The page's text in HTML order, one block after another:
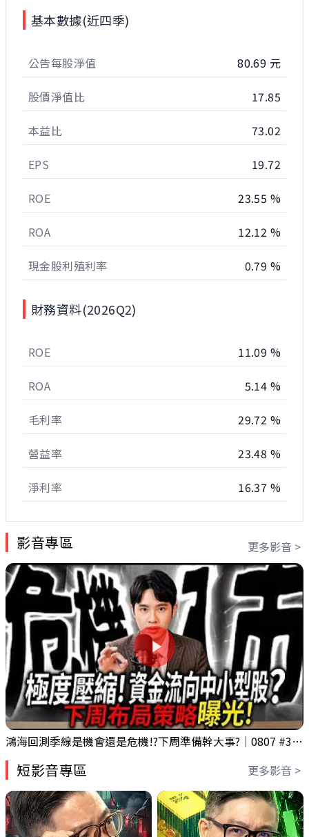
基本數據(近四季)
公告每股淨值 80.69 元
股價淨值比 17.85
本益比 73.02
EPS 19.72
ROE 23.55 %
ROA 12.12 %
現金股利殖利率 0.79 %
財務資料(2026Q2)
ROE 11.09 %
ROA 5.14 %
毛利率 29.72 %
營益率 23.48 %
淨利率 16.37 %
影音專區 更多影音 >
鴻海回測季線是機會還是危機!?下周準備幹大事?｜0807 #3661 #2317 #2317鴻海
短影音專區 更多影音 >